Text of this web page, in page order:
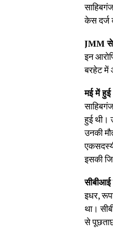
केस दर्ज
JMM
इन
बरहेट में
मई में हुई
हुई थी।
उनकी
इसकी
इधर,
था।
से